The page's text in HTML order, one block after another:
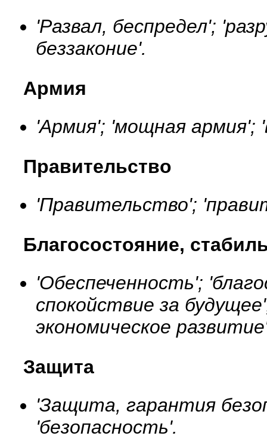
'Развал, беспредел';
беззаконие'.
Армия
'Армия'; 'мощная армия';
Правительство
'Правительство';
Благосостояние,
'Обеспеченность';
спокойствие за
экономическое
Защита
'Защита, гарантия
'безопасность'.